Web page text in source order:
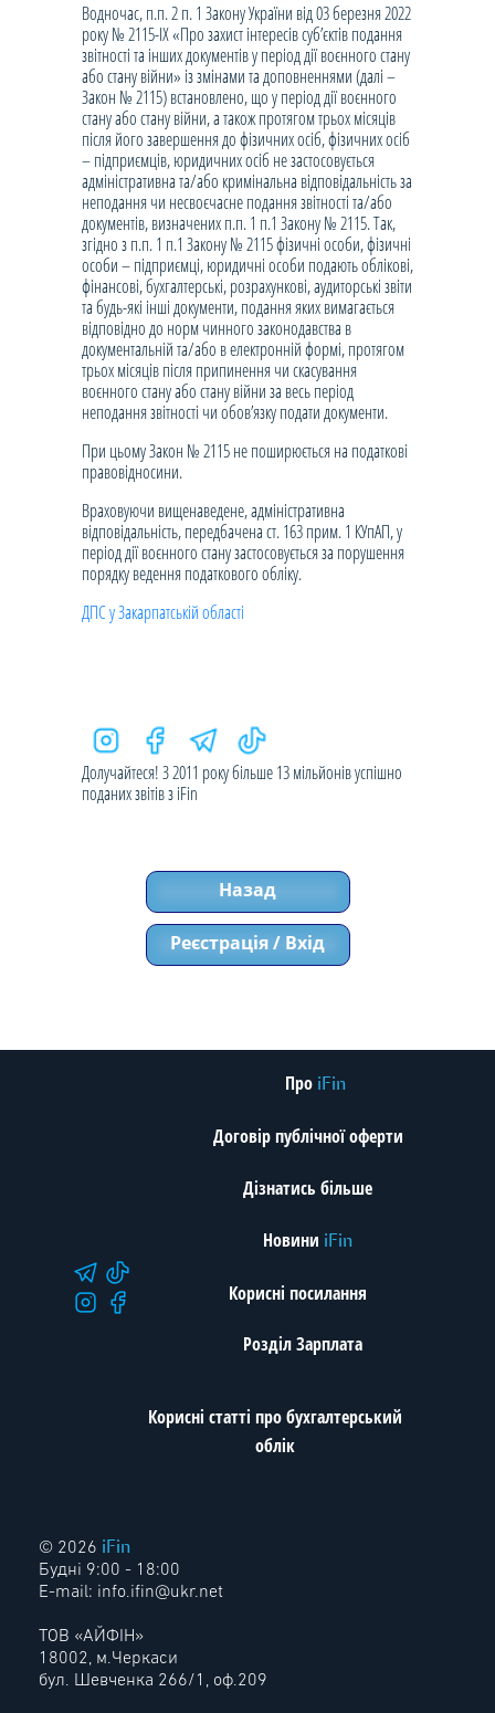
Водночас, п.п. 2 п. 1 Закону України від 03 березня 2022
року № 2115-IX «Про захист інтересів суб’єктів подання
звітності та інших документів у період дії воєнного стану
або стану війни» із змінами та доповненнями (далі –
Закон № 2115) встановлено, що у період дії воєнного
стану або стану війни, а також протягом трьох місяців
після його завершення до фізичних осіб, фізичних осіб
– підприємців, юридичних осіб не застосовується
адміністративна та/або кримінальна відповідальність за
неподання чи несвоєчасне подання звітності та/або
документів, визначених п.п. 1 п.1 Закону № 2115. Так,
згідно з п.п. 1 п.1 Закону № 2115 фізичні особи, фізичні
особи – підприємці, юридичні особи подають облікові,
фінансові, бухгалтерські, розрахункові, аудиторські звіти
та будь-які інші документи, подання яких вимагається
відповідно до норм чинного законодавства в
документальній та/або в електронній формі, протягом
трьох місяців після припинення чи скасування
воєнного стану або стану війни за весь період
неподання звітності чи обов’язку подати документи.
При цьому Закон № 2115 не поширюється на податкові
правовідносини.
Враховуючи вищенаведене, адміністративна
відповідальність, передбачена ст. 163 прим. 1 КУпАП, у
період дії воєнного стану застосовується за порушення
порядку ведення податкового обліку.
ДПС у Закарпатській області
Долучайтеся! З 2011 року більше 13 мільйонів успішно
поданих звітів з iFin
Назад
Реєстрація / Вхід
© 2026 iFin
Будні 9:00 - 18:00
E-mail: info.ifin@ukr.net
ТОВ «АЙФІН»
18002, м.Черкаси
бул. Шевченка 266/1, оф.209
Про iFin
Договір публічної оферти
Дізнатись більше
Новини iFin
Корисні посилання
Розділ Зарплата
Корисні статті про бухгалтерський
облік